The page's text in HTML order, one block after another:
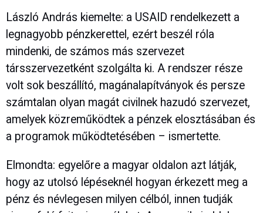
László András kiemelte: a USAID rendelkezett a
legnagyobb pénzkerettel, ezért beszél róla
mindenki, de számos más szervezet
társszervezetként szolgálta ki. A rendszer része
volt sok beszállító, magánalapítványok és persze
számtalan olyan magát civilnek hazudó szervezet,
amelyek közreműködtek a pénzek elosztásában és
a programok működtetésében – ismertette.
Elmondta: egyelőre a magyar oldalon azt látják,
hogy az utolsó lépéseknél hogyan érkezett meg a
pénz és névlegesen milyen célból, innen tudják